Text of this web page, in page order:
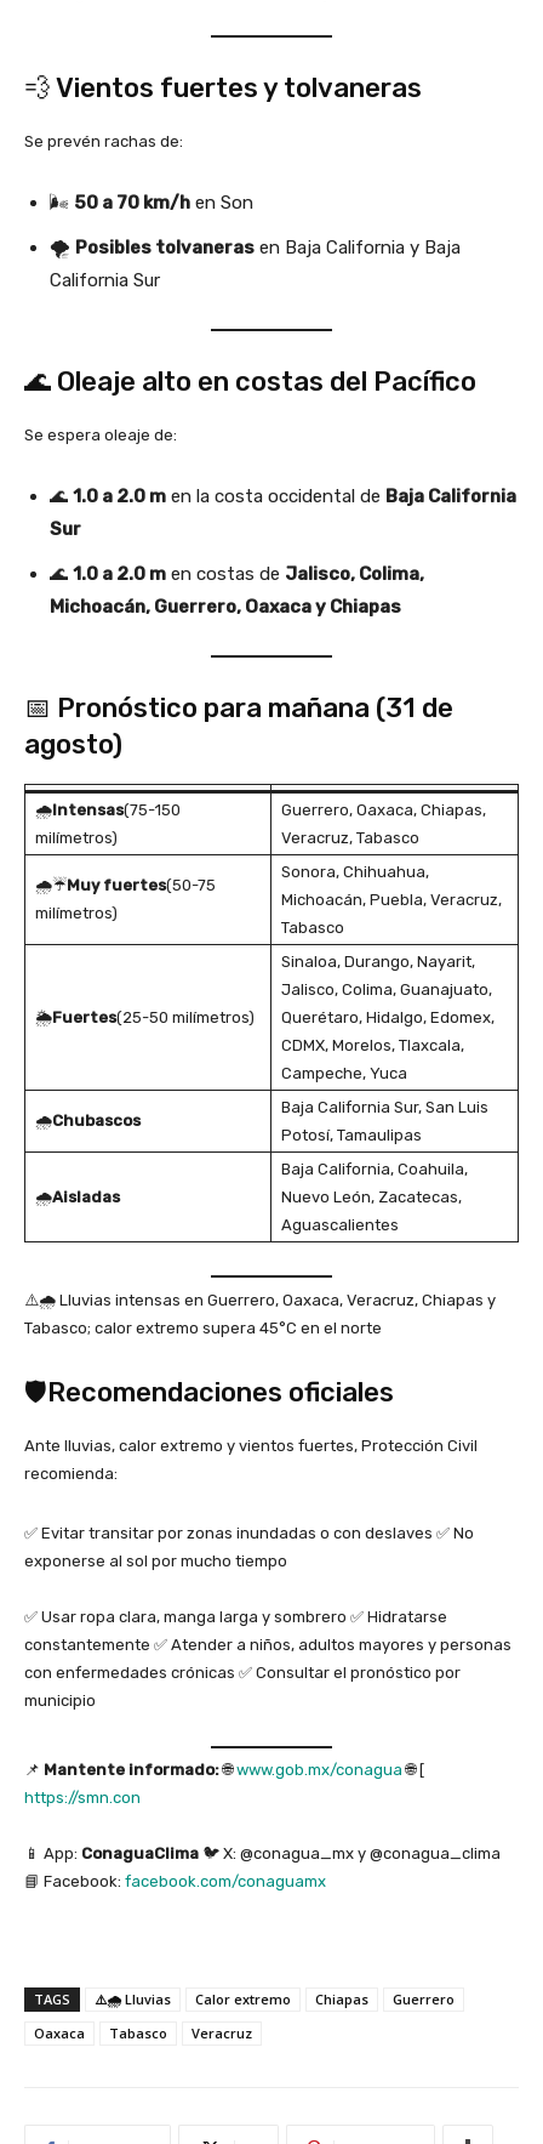
💨 Vientos fuertes y tolvaneras
Se prevén rachas de:
🌬️ 50 a 70 km/h en Son
🌪️ Posibles tolvaneras en Baja California y Baja
California Sur
🌊 Oleaje alto en costas del Pacífico
Se espera oleaje de:
🌊 1.0 a 2.0 m en la costa occidental de Baja California
Sur
🌊 1.0 a 2.0 m en costas de Jalisco, Colima,
Michoacán, Guerrero, Oaxaca y Chiapas
📅 Pronóstico para mañana (31 de
agosto)
🌧️Intensas(75-150
milímetros)
Guerrero, Oaxaca, Chiapas,
Veracruz, Tabasco
🌧️☔Muy fuertes(50-75
milímetros)
Sonora, Chihuahua,
Michoacán, Puebla, Veracruz,
Tabasco
🌦️Fuertes(25-50 milímetros)
Sinaloa, Durango, Nayarit,
Jalisco, Colima, Guanajuato,
Querétaro, Hidalgo, Edomex,
CDMX, Morelos, Tlaxcala,
Campeche, Yuca
🌧️Chubascos
Baja California Sur, San Luis
Potosí, Tamaulipas
🌧️Aisladas
Baja California, Coahuila,
Nuevo León, Zacatecas,
Aguascalientes
⚠️🌧️ Lluvias intensas en Guerrero, Oaxaca, Veracruz, Chiapas y
Tabasco; calor extremo supera 45°C en el norte
🛡️Recomendaciones oficiales
Ante lluvias, calor extremo y vientos fuertes, Protección Civil
recomienda:
✅ Evitar transitar por zonas inundadas o con deslaves ✅ No
exponerse al sol por mucho tiempo
✅ Usar ropa clara, manga larga y sombrero ✅ Hidratarse
constantemente ✅ Atender a niños, adultos mayores y personas
con enfermedades crónicas ✅ Consultar el pronóstico por
municipio
📌 Mantente informado:🌐www.gob.mx/conagua 🌐 [
https://smn.con
📱 App: ConaguaClima 🐦 X: @conagua_mx y @conagua_clima
📘 Facebook: facebook.com/conaguamx
TAGS ⚠️🌧️ Lluvias Calor extremo Chiapas
Guerrero
Oaxaca
Tabasco Veracruz